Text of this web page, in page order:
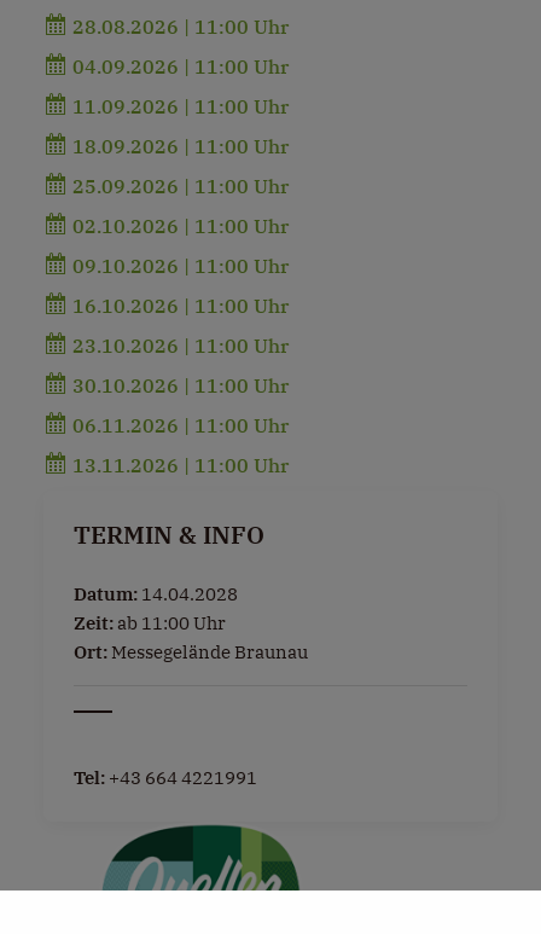
28.08.2026 | 11:00 Uhr
04.09.2026 | 11:00 Uhr
11.09.2026 | 11:00 Uhr
18.09.2026 | 11:00 Uhr
25.09.2026 | 11:00 Uhr
02.10.2026 | 11:00 Uhr
09.10.2026 | 11:00 Uhr
16.10.2026 | 11:00 Uhr
23.10.2026 | 11:00 Uhr
30.10.2026 | 11:00 Uhr
06.11.2026 | 11:00 Uhr
13.11.2026 | 11:00 Uhr
TERMIN & INFO
Datum: 14.04.2028
Zeit: ab 11:00 Uhr
Ort: Messegelände Braunau
Tel: +43 664 4221991